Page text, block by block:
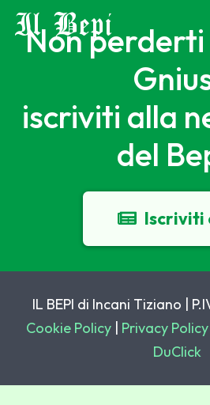
Il Bepi
Non
iscriviti alla
del
Iscriviti
IL BEPI di Incani Tiziano |
Cookie Policy
Privacy Policy
DuClick